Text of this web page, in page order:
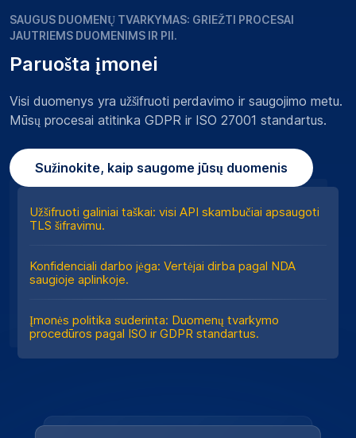
Užšifruoti galiniai taškai: visi API skambučiai apsaugoti
TLS šifravimu.
Konfidenciali darbo jėga: Vertėjai dirba pagal NDA
saugioje aplinkoje.
Įmonės politika suderinta: Duomenų tvarkymo
procedūros pagal ISO ir GDPR standartus.
SAUGUS DUOMENŲ TVARKYMAS: GRIEŽTI PROCESAI
JAUTRIEMS DUOMENIMS IR PII.
Paruošta įmonei
Visi duomenys yra užšifruoti perdavimo ir saugojimo metu.
Mūsų procesai atitinka GDPR ir ISO 27001 standartus.
Sužinokite, kaip saugome jūsų duomenis